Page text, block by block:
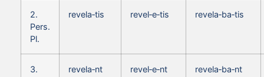
2.
Pers.
Pl.
revela‑tis revel‑e‑tis revela‑ba‑tis
3.
revela‑nt revel‑e‑nt revela‑ba‑nt